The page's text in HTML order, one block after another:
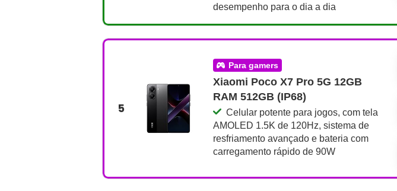
desempenho para o dia a dia
5
para gamers
Xiaomi Poco X7 Pro 5G 12GB
RAM 512GB (IP68)
Celular potente para jogos, com tela
AMOLED 1.5K de 120Hz, sistema de
resfriamento avançado e bateria com
carregamento rápido de 90W